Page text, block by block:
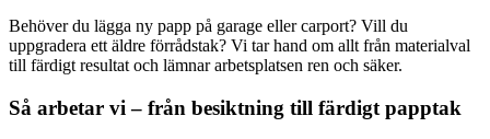
Behöver du lägga ny papp på garage eller carport? Vill du
uppgradera ett äldre förrådstak? Vi tar hand om allt från materialval
till färdigt resultat och lämnar arbetsplatsen ren och säker.
Så arbetar vi – från besiktning till färdigt papptak